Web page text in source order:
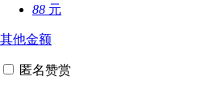
88 元
其他金额
匿名赞赏